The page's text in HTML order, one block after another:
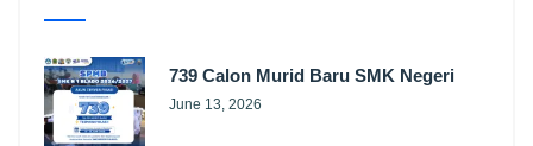
739 Calon Murid Baru SMK Negeri
June 13, 2026